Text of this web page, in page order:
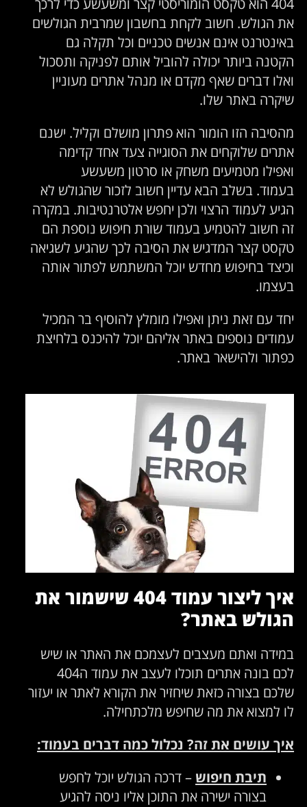
את הגולש. חשוב לקחת בחשבון שמרבית הגולשים
באינטרנט אינם אנשים טכניים וכל תקלה גם
הקטנה ביותר יכולה להוביל אותם לפניקה ותסכול
ואלו דברים שאף מקדם או מנהל אתרים מעוניין
שיקרה באתר שלו.
מהסיבה הזו הומור הוא פתרון מושלם וקליל. ישנם
אתרים שלוקחים את הסוגייה צעד אחד קדימה
ואפילו מטמיעים משחק או סרטון משעשע
בעמוד. בשלב הבא עדיין חשוב לזכור שהגולש לא
הגיע לעמוד הרצוי ולכן יחפש אלטרנטיבות. במקרה
זה חשוב להטמיע בעמוד שורת חיפוש נוספת הם
טקסט קצר המדגיש את הסיבה לכך שהגיע לשגיאה
וכיצד בחיפוש מחדש יוכל המשתמש לפתור אותה
בעצמו.
יחד עם זאת ניתן ואפילו מומלץ להוסיף בר המכיל
עמודים נוספים באתר אליהם יוכל להיכנס בלחיצת
כפתור ולהישאר באתר.
איך ליצור עמוד 404 שישמור את
הגולש באתר?
במידה ואתם מעצבים לעצמכם את האתר או שיש
לכם בונה אתרים תוכלו לעצב את עמוד ה404
שלכם בצורה כזאת שיחזיר את הקורא לאתר או יעזור
לו למצוא את מה שחיפש מלכתחילה.
איך עושים את זה? נכלול כמה דברים בעמוד:
תיבת חיפוש – דרכה הגולש יוכל לחפש
בצורה ישירה את התוכן אליו ניסה להגיע